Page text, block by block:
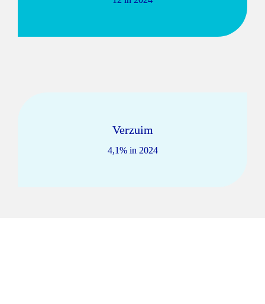
Verzuim
4,1% in 2024